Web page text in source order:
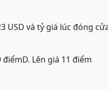
USD và tỷ giá lúc đóng
điểmD. Lên giá 11 điểm